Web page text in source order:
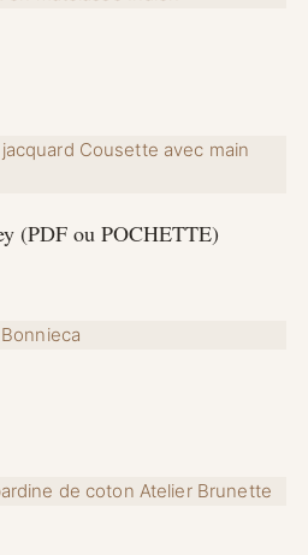
(PDF ou POCHETTE)